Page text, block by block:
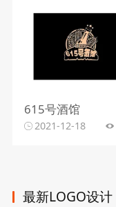
615号酒馆
2021-12-18
最新LOGO设计